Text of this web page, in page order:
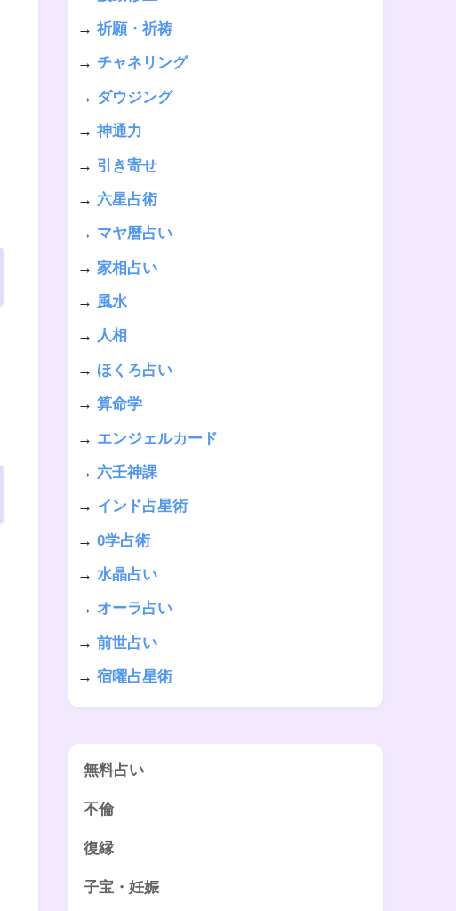
→ 祈願・祈祷
→ チャネリング
→ ダウジング
→ 神通力
→ 引き寄せ
→ 六星占術
→ マヤ暦占い
→ 家相占い
→ 風水
→ 人相
→ ほくろ占い
→ 算命学
→ エンジェルカード
→ 六壬神課
→ インド占星術
→ 0学占術
→ 水晶占い
→ オーラ占い
→ 前世占い
→ 宿曜占星術
無料占い
不倫
復縁
子宝・妊娠